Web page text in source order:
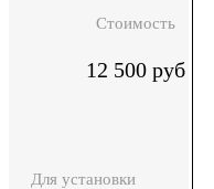
Стоимость
12 500 руб
Для установки